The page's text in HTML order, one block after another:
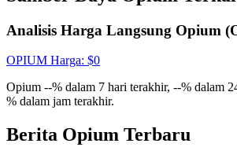
Analisis Harga Langsung Opium
OPIUM Harga: $0
Opium --% dalam 7 hari terakhir, --% dalam
% dalam jam terakhir.
Berita Opium Terbaru